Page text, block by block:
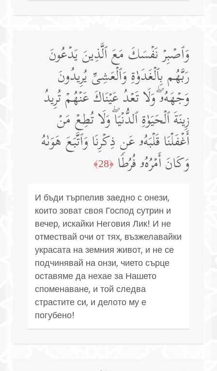
وَٱصۡبِرۡ نَفۡسَكَ مَعَ ٱلَّذِینَ یَدۡعُونَ
رَبَّهُم بِٱلۡغَدَوٰةِ وَٱلۡعَشِیِّ یُرِیدُونَ
وَجۡهَهُۥۖ وَلَا تَعۡدُ عَیۡنَاكَ عَنۡهُمۡ تُرِیدُ
زِینَةَ ٱلۡحَیَوٰةِ ٱلدُّنۡیَاۖ وَلَا تُطِعۡ مَنۡ
أَغۡفَلۡنَا قَلۡبَهُۥ عَن ذِكۡرِنَا وَٱتَّبَعَ هَوَىٰهُ
وَكَانَ أَمۡرُهُۥ فُرُطࣰا ﴿28﴾
И бъди търпелив заедно с онези,
които зоват своя Господ сутрин и
вечер, искайки Неговия Лик! И не
отмествай очи от тях, възжелавайки
украсата на земния живот, и не се
подчинявай на онзи, чието сърце
оставяме да нехае за Нашето
споменаване, и той следва
страстите си, и делото му е
погубено!